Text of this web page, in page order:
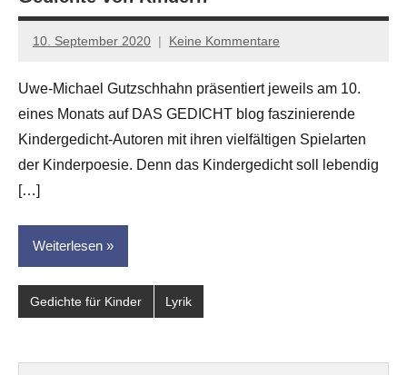
10. September 2020
Anton
Leitner
Keine Kommentare
Uwe-Michael Gutzschhahn präsentiert jeweils am 10.
eines Monats auf DAS GEDICHT blog faszinierende
Kindergedicht-Autoren mit ihren vielfältigen Spielarten
der Kinderpoesie. Denn das Kindergedicht soll lebendig
[…]
Weiterlesen
Gedichte für Kinder Lyrik